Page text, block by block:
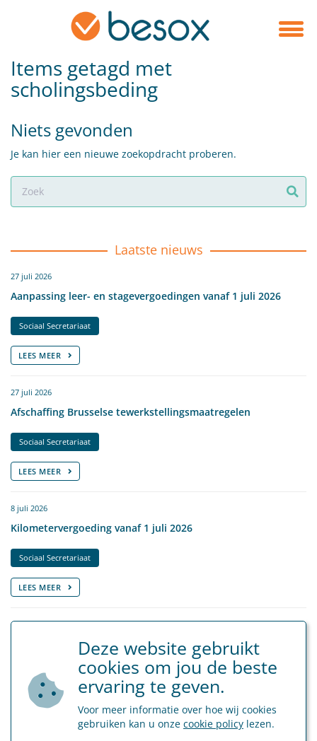
Items getagd met
scholingsbeding
Niets gevonden
Je kan hier een nieuwe zoekopdracht proberen.
Laatste nieuws
27 juli 2026
Aanpassing leer- en stagevergoedingen vanaf 1 juli 2026
Sociaal Secretariaat
LEES MEER
27 juli 2026
Afschaffing Brusselse tewerkstellingsmaatregelen
Sociaal Secretariaat
LEES MEER
8 juli 2026
Kilometervergoeding vanaf 1 juli 2026
Sociaal Secretariaat
LEES MEER
BEKIJK ALLE NIEUWS OVER SOCIAAL SECRETARIAAT
BEKIJK ALLE NIEUWS OVER FINANCE & VERZEKERINGEN
Geplande opleidingen
Webinar – Juridische Actua 24/9
Deze website gebruikt
cookies om jou de beste
ervaring te geven.
Voor meer informatie over hoe wij cookies
gebruiken kan u onze cookie policy lezen.